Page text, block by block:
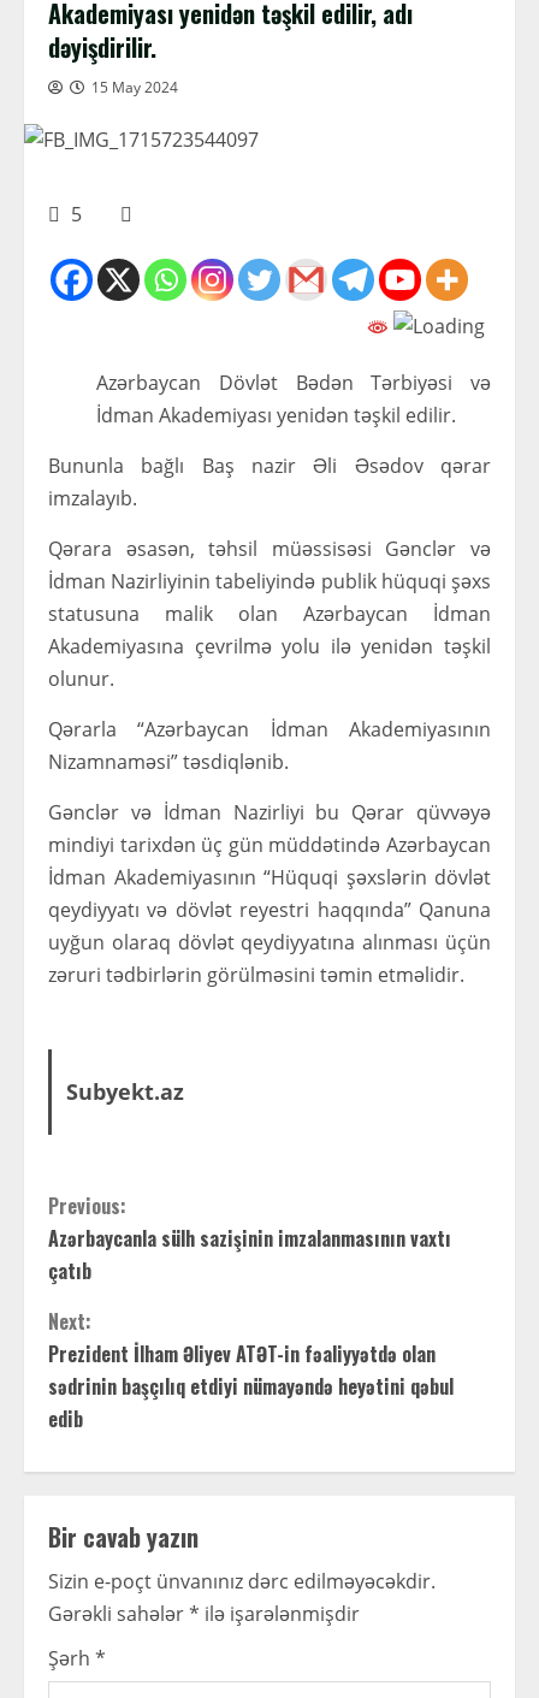
Akademiyası yenidən təşkil edilir, adı
dəyişdirilir.
15 May 2024
5
Azərbaycan Dövlət Bədən Tərbiyəsi və
İdman Akademiyası yenidən təşkil edilir.
Bununla bağlı Baş nazir Əli Əsədov qərar
imzalayıb.
Qərara əsasən, təhsil müəssisəsi Gənclər və
İdman Nazirliyinin tabeliyində publik hüquqi şəxs
statusuna malik olan Azərbaycan İdman
Akademiyasına çevrilmə yolu ilə yenidən təşkil
olunur.
Qərarla “Azərbaycan İdman Akademiyasının
Nizamnaməsi” təsdiqlənib.
Gənclər və İdman Nazirliyi bu Qərar qüvvəyə
mindiyi tarixdən üç gün müddətində Azərbaycan
İdman Akademiyasının “Hüquqi şəxslərin dövlət
qeydiyyatı və dövlət reyestri haqqında” Qanuna
uyğun olaraq dövlət qeydiyyatına alınması üçün
zəruri tədbirlərin görülməsini təmin etməlidir.
Subyekt.az
C
o
n
t
i
n
u
e
R
e
Previous:
Azərbaycanla sülh sazişinin imzalanmasının vaxtı
çatıb
Next:
Prezident İlham Əliyev ATƏT-in fəaliyyətdə olan
sədrinin başçılıq etdiyi nümayəndə heyətini qəbul
edib
Bir cavab yazın
Sizin e-poçt ünvanınız dərc edilməyəcəkdir.
Gərəkli sahələr* ilə işarələnmişdir
Şərh *